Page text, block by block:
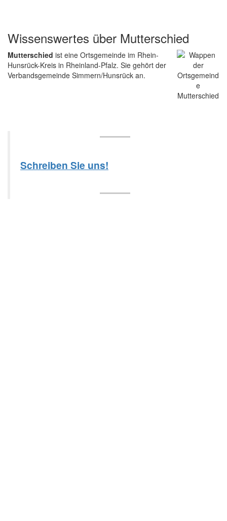
Wissenswertes über Mutterschied
Mutterschied ist eine Ortsgemeinde im Rhein-
Hunsrück-Kreis in Rheinland-Pfalz. Sie gehört der
Verbandsgemeinde Simmern/Hunsrück an.
Schreiben Sie uns!